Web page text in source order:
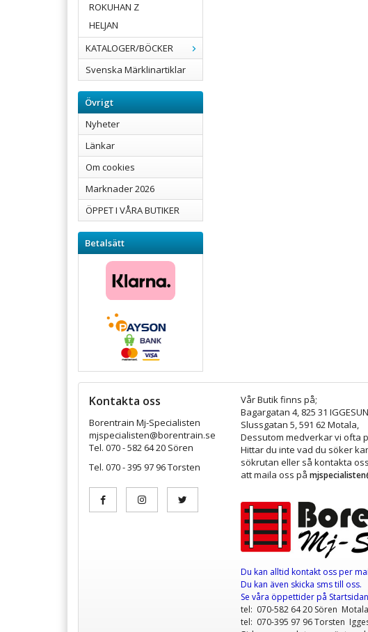
ROKUHAN Z
HELJAN
KATALOGER/BÖCKER
Svenska Märklinartiklar
Övrigt
Nyheter
Länkar
Om cookies
Marknader 2026
ÖPPET I VÅRA BUTIKER
Betalsätt
Kontakta oss
Borentrain Mj-Specialisten
mjspecialisten@borentrain.se
Tel. 070 - 582 64 20 Sören
Tel. 070 - 395 97 96 Torsten
Vår Butik finns på;
Bagargatan 4, 825 31
Slussgatan 5, 591 62 Motala,
Dessutom medverkar vi ofta
Hittar du inte vad du söker
sökrutan eller så kontakta
att maila oss på
Du kan alltid kontakt oss per
Du kan även skicka sms till oss.
Se våra öppettiderpå
tel: 070-582 64 20 Sören Motala
tel: 070-395 97 96 Torsten